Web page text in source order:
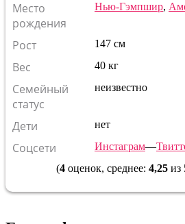
Место
рождения
Нью-Гэмпшир,
Рост 147 см
Вес 40 кг
Семейный
статус
неизвестно
Дети нет
Соцсети Инстаграм—
(4 оценок, среднее: 4,25 из